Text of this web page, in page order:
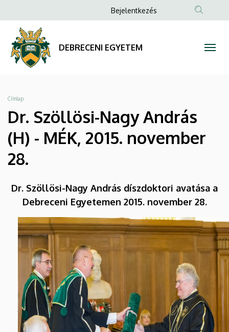
Szöllösi-
Nagy
András
(H)
MÉK,
2015.
DEBRECENI
EGYETEM
a
tartalomra
Anonim
menüje
Bejelentkezés
DEBRECENI EGYETEM
Morzsa
Címlap
Dr. Szöllösi-Nagy András
(H) - MÉK, 2015. november
28.
Dr. Szöllösi-Nagy András díszdoktori avatása a
Debreceni Egyetemen 2015. november 28.